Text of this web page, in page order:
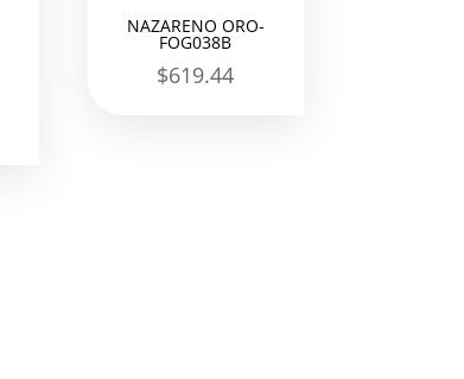
NAZARENO ORO-
FOG038B
$619.44